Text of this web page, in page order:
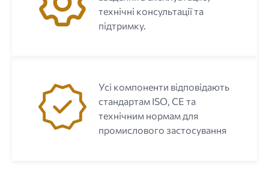
технічні консультації та
підтримку.
Усі компоненти відповідають
стандартам ISO, CE та
технічним нормам для
промислового застосування